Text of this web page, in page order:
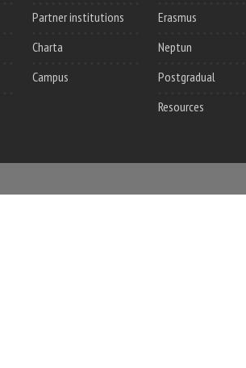
Partner institutions
Charta
Campus
Erasmus
Neptun
Postgradual
Resources